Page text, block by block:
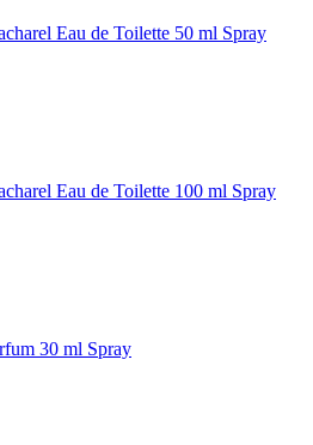
Eau de Toilette 50 ml Spray
Eau de Toilette 100 ml Spray
30 ml Spray